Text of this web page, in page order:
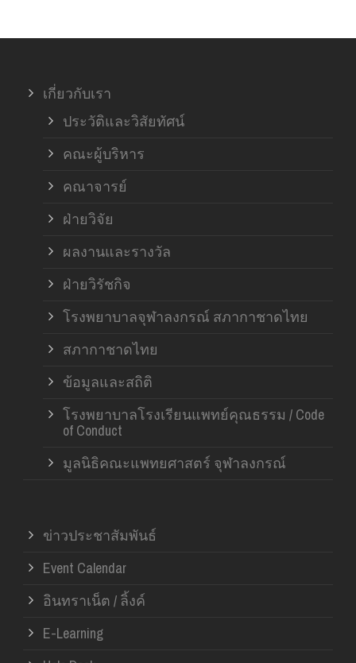
เกี่ยวกับเรา
ประวัติและวิสัยทัศน์
คณะผู้บริหาร
คณาจารย์
ฝ่ายวิจัย
ผลงานและรางวัล
ฝ่ายวิรัชกิจ
โรงพยาบาลจุฬาลงกรณ์ สภากาชาดไทย
สภากาชาดไทย
ข้อมูลและสถิติ
โรงพยาบาลโรงเรียนแพทย์คุณธรรม / Code
of Conduct
มูลนิธิคณะแพทยศาสตร์ จุฬาลงกรณ์
ข่าวประชาสัมพันธ์
Event Calendar
อินทราเน็ต / ลิ้งค์
E-Learning